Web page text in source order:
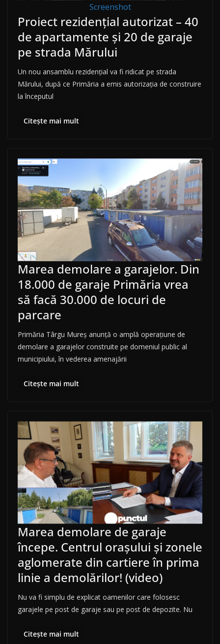
Screenshot
Proiect rezidențial autorizat – 40
de apartamente și 20 de garaje
pe strada Mărului
Un nou ansamblu rezidențial va fi ridicat pe strada
Mărului, după ce Primăria a emis autorizația de construire
la începutul
Citește mai mult
Marea demolare a garajelor. Din
18.000 de garaje Primăria vrea
să facă 30.000 de locuri de
parcare
Primăria Târgu Mureș anunță o amplă operațiune de
demolare a garajelor construite pe domeniul public al
municipiului, în vederea amenajării
Citește mai mult
Marea demolare de garaje
începe. Centrul orașului și zonele
aglomerate din cartiere în prima
linie a demolărilor! (video)
Nu va fi simplu de explicat oamenilor care folosesc
garajele pe post de garaje sau pe post de depozite. Nu
Citește mai mult